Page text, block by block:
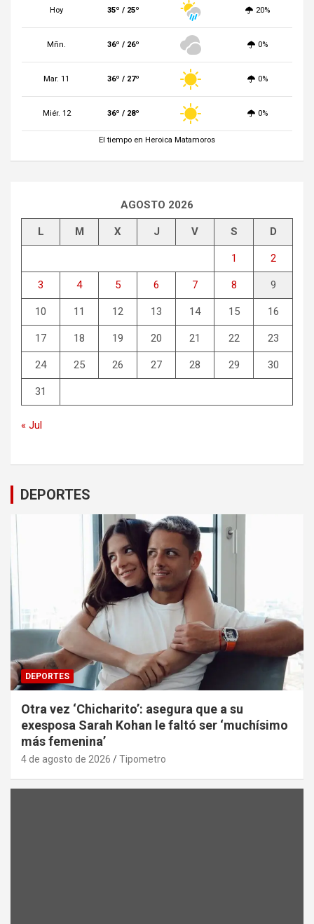
Hoy 35º / 25º 20%
Mñn. 36º / 26º 0%
Mar. 11 36º / 27º 0%
Miér. 12 36º / 28º 0%
El tiempo en Heroica Matamoros
AGOSTO 2026
L M X J V S D
1 2
3 4 5 6 7 8 9
10 11 12 13 14 15 16
17 18 19 20 21 22 23
24 25 26 27 28 29 30
31
« Jul
DEPORTES
DEPORTES
Otra vez ‘Chicharito’: asegura que a su
exesposa Sarah Kohan le faltó ser ‘muchísimo
más femenina’
4 de agosto de 2026 Tipometro